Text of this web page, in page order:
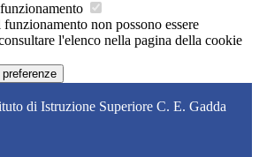
non possono essere
l'elenco nella pagina della cookie
di Istruzione Superiore C. E. Gadda